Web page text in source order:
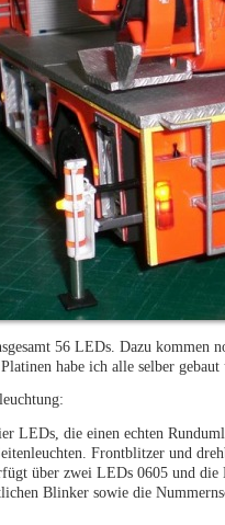
56 LEDs. Dazu
habe ich alle selber
LEDs, die einen echten
Frontblitzer und
über zwei LEDs 0605 und
Blinker sowie die